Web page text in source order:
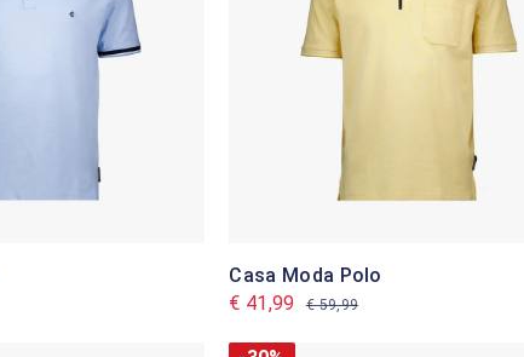
Casa Moda Polo
€ 41,99
€ 59,99